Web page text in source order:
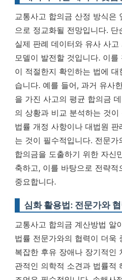
교통사고 합의금 산정 방식은
으로 정교화될 전망입니다.
실제 판례 데이터와 유사 사
모델이 발전할 것입니다. 이
이 적절한지 확인하는 법에
습니다. 예를 들어, 과거 유사
을 가진 사고의 평균 합의금
의 상황과 비교 분석하는 것이
법률 개정 사항이나 대법원
는 것이 필수적입니다. 전문가
합의금을 도출하기 위한 자신
축하고, 이를 바탕으로 전략
중요합니다.
심화 활용법: 전문가와
교통사고 합의금 계산방법 알
법률 전문가와의 협력이 더욱
복잡한 후유 장애나 장기적인
관적인 의학적 소견과 법률적